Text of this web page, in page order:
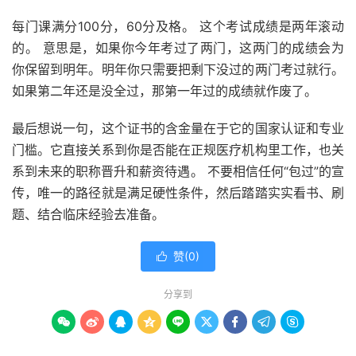
每门课满分100分，60分及格。 这个考试成绩是两年滚动
的。 意思是，如果你今年考过了两门，这两门的成绩会为
你保留到明年。明年你只需要把剩下没过的两门考过就行。
如果第二年还是没全过，那第一年过的成绩就作废了。
最后想说一句，这个证书的含金量在于它的国家认证和专业
门槛。它直接关系到你是否能在正规医疗机构里工作，也关
系到未来的职称晋升和薪资待遇。 不要相信任何“包过”的宣
传，唯一的路径就是满足硬性条件，然后踏踏实实看书、刷
题、结合临床经验去准备。
 赞(0)
分享到
        